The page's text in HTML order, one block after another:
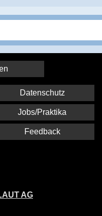
AG
Datenschutz
Jobs/Praktika
Feedback